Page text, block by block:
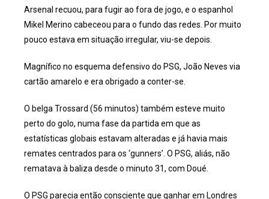
Arsenal recuou, para fugir ao fora de jogo, e o espanhol
Mikel Merino cabeceou para o fundo das redes. Por muito
pouco estava em situação irregular, viu-se depois.
Magnífico no esquema defensivo do PSG, João Neves via
cartão amarelo e era obrigado a conter-se.
O belga Trossard (56 minutos) também esteve muito
perto do golo, numa fase da partida em que as
estatísticas globais estavam alteradas e já havia mais
remates centrados para os ‘gunners’. O PSG, aliás, não
rematava à baliza desde o minuto 31, com Doué.
O PSG parecia então consciente que ganhar em Londres